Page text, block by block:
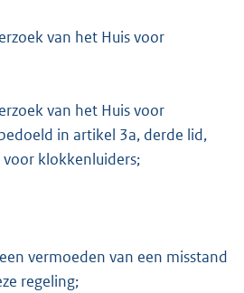
van het Huis voor
van het Huis voor
in artikel 3a, derde lid,
voor klokkenluiders;
vermoeden van een misstand
regeling;